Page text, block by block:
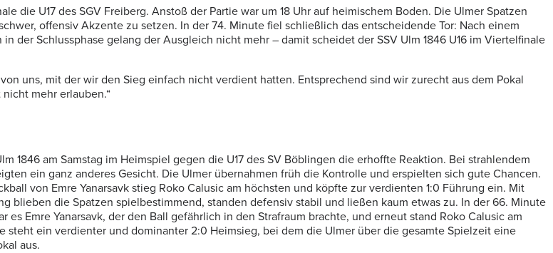
die U17 des SGV Freiberg. Anstoß der Partie war um 18 Uhr auf heimischem Boden. Die Ulmer Spatzen
offensiv Akzente zu setzen. In der 74. Minute fiel schließlich das entscheidende Tor: Nach einem
der Schlussphase gelang der Ausgleich nicht mehr – damit scheidet der SSV Ulm 1846 U16 im Viertelfinale
uns, mit der wir den Sieg einfach nicht verdient hatten. Entsprechend sind wir zurecht aus dem Pokal
mehr erlauben.“
1846 am Samstag im Heimspiel gegen die U17 des SV Böblingen die erhoffte Reaktion. Bei strahlendem
ein ganz anderes Gesicht. Die Ulmer übernahmen früh die Kontrolle und erspielten sich gute Chancen.
von Emre Yanarsavk stieg Roko Calusic am höchsten und köpfte zur verdienten 1:0 Führung ein. Mit
blieben die Spatzen spielbestimmend, standen defensiv stabil und ließen kaum etwas zu. In der 66. Minute
Emre Yanarsavk, der den Ball gefährlich in den Strafraum brachte, und erneut stand Roko Calusic am
ein verdienter und dominanter 2:0 Heimsieg, bei dem die Ulmer über die gesamte Spielzeit eine
aus.